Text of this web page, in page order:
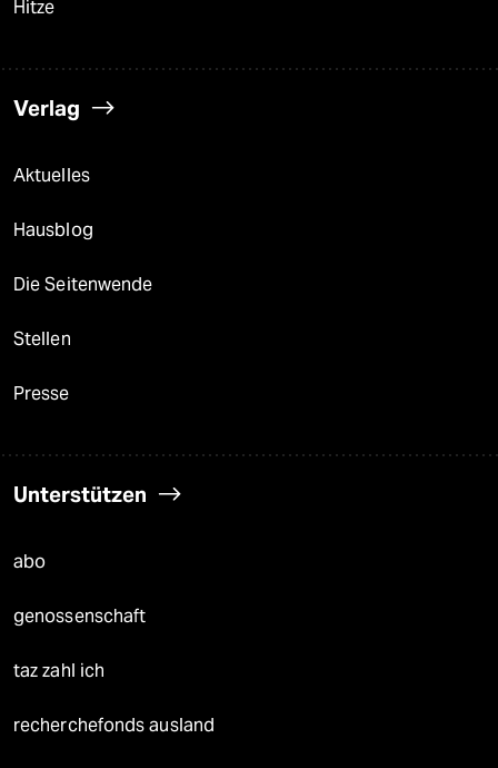
Hitze
Verlag
Aktuelles
Hausblog
Die Seitenwende
Stellen
Presse
Unterstützen
abo
genossenschaft
taz zahl ich
recherchefonds ausland